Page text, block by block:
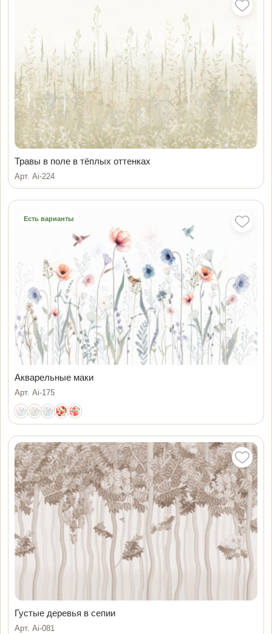
Травы в поле в тёплых оттенках
Арт. Ai-224
Есть варианты
Акварельные маки
Арт. Ai-175
Густые деревья в сепии
Арт. Ai-081